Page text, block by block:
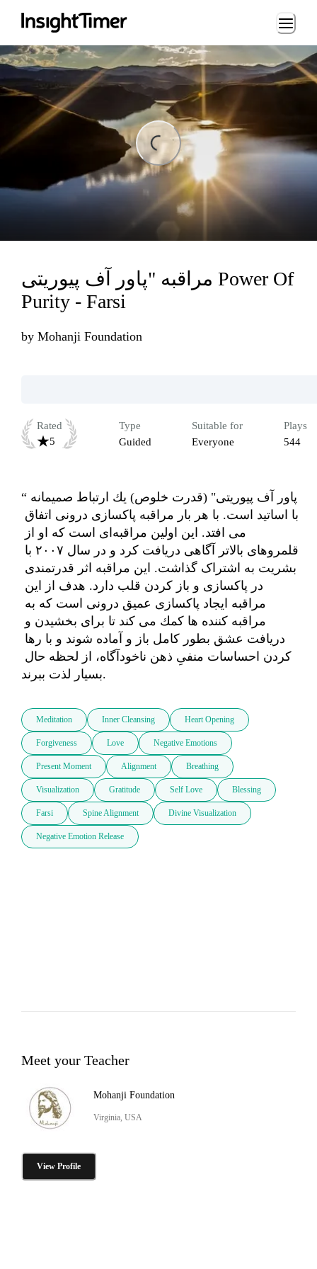
Loading...
مراقبه "پاور آف پيوريتى Power Of
Purity - Farsi
by Mohanji Foundation
Rated
5
Type
Guided
Suitable for
Everyone
Plays
544
“پاور آف پيوريتى" (قدرت خلوص) يك ارتباط صميمانه
بسيار لذت ببرند.
Meditation Inner Cleansing Heart Opening
Forgiveness Love Negative Emotions
Present Moment Alignment Breathing
Visualization Gratitude Self Love Blessing
Farsi Spine Alignment Divine Visualization
Negative Emotion Release
Meet your Teacher
Mohanji Foundation
Virginia, USA
View Profile